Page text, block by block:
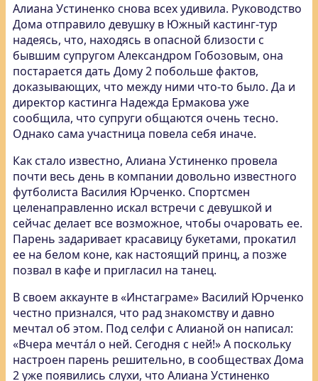
Алиана Устиненко снова всех удивила. Руководство
Дома отправило девушку в Южный кастинг-тур
надеясь, что, находясь в опасной близости с
бывшим супругом Александром Гобозовым, она
постарается дать Дому 2 побольше фактов,
доказывающих, что между ними что-то было. Да и
директор кастинга Надежда Ермакова уже
сообщила, что супруги общаются очень тесно.
Однако сама участница повела себя иначе.
Как стало известно, Алиана Устиненко провела
почти весь день в компании довольно известного
футболиста Василия Юрченко. Спортсмен
целенаправленно искал встречи с девушкой и
сейчас делает все возможное, чтобы очаровать ее.
Парень задаривает красавицу букетами, прокатил
ее на белом коне, как настоящий принц, а позже
позвал в кафе и пригласил на танец.
В своем аккаунте в «Инстаграме» Василий Юрченко
честно признался, что рад знакомству и давно
мечтал об этом. Под селфи с Алианой он написал:
«Вчера мечта́л о ней. Сегодня с ней!» А поскольку
настроен парень решительно, в сообществах Дома
2 уже появились слухи, что Алиана Устиненко